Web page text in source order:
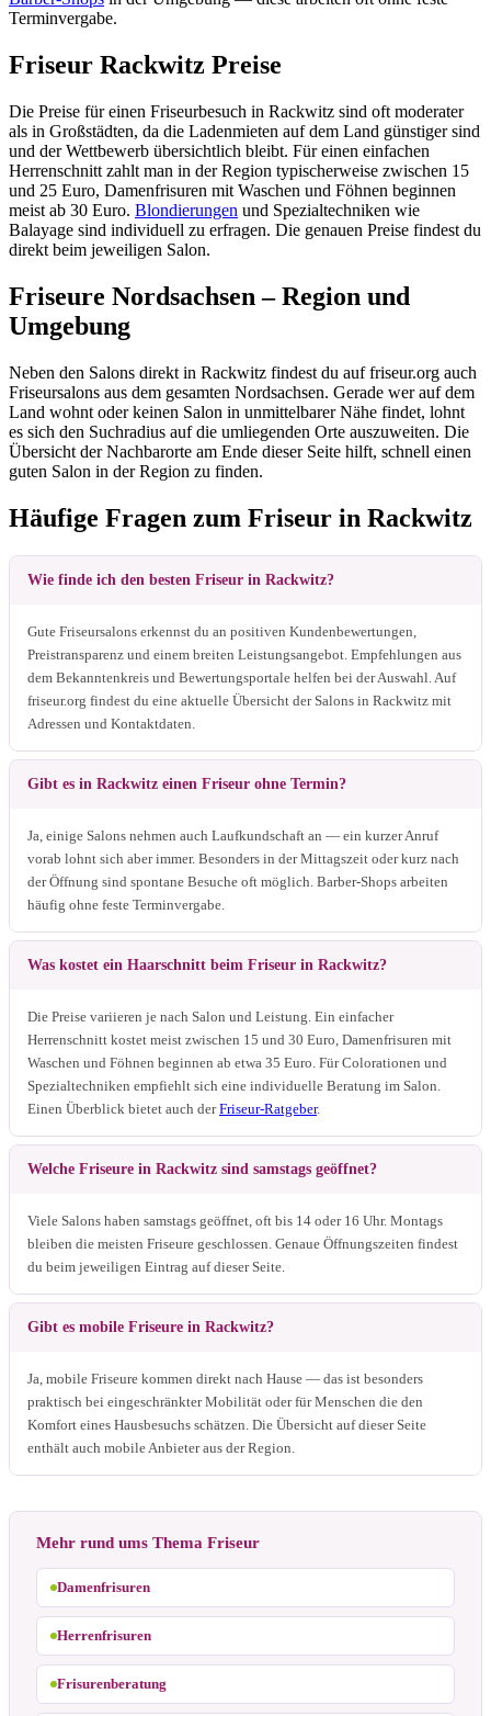
Terminvergabe.
Friseur Rackwitz Preise
Die Preise für einen Friseurbesuch in Rackwitz sind oft moderater
als in Großstädten, da die Ladenmieten auf dem Land günstiger sind
und der Wettbewerb übersichtlich bleibt. Für einen einfachen
Herrenschnitt zahlt man in der Region typischerweise zwischen 15
und 25 Euro, Damenfrisuren mit Waschen und Föhnen beginnen
meist ab 30 Euro. Blondierungen und Spezialtechniken wie
Balayage sind individuell zu erfragen. Die genauen Preise findest du
direkt beim jeweiligen Salon.
Friseure Nordsachsen – Region und
Umgebung
Neben den Salons direkt in Rackwitz findest du auf friseur.org auch
Friseursalons aus dem gesamten Nordsachsen. Gerade wer auf dem
Land wohnt oder keinen Salon in unmittelbarer Nähe findet, lohnt
es sich den Suchradius auf die umliegenden Orte auszuweiten. Die
Übersicht der Nachbarorte am Ende dieser Seite hilft, schnell einen
guten Salon in der Region zu finden.
Häufige Fragen zum Friseur in Rackwitz
Wie finde ich den besten Friseur in Rackwitz?
Gute Friseursalons erkennst du an positiven Kundenbewertungen,
Preistransparenz und einem breiten Leistungsangebot. Empfehlungen aus
dem Bekanntenkreis und Bewertungsportale helfen bei der Auswahl. Auf
friseur.org findest du eine aktuelle Übersicht der Salons in Rackwitz mit
Adressen und Kontaktdaten.
Gibt es in Rackwitz einen Friseur ohne Termin?
Ja, einige Salons nehmen auch Laufkundschaft an — ein kurzer Anruf
vorab lohnt sich aber immer. Besonders in der Mittagszeit oder kurz nach
der Öffnung sind spontane Besuche oft möglich. Barber-Shops arbeiten
häufig ohne feste Terminvergabe.
Was kostet ein Haarschnitt beim Friseur in Rackwitz?
Die Preise variieren je nach Salon und Leistung. Ein einfacher
Herrenschnitt kostet meist zwischen 15 und 30 Euro, Damenfrisuren mit
Waschen und Föhnen beginnen ab etwa 35 Euro. Für Colorationen und
Spezialtechniken empfiehlt sich eine individuelle Beratung im Salon.
Einen Überblick bietet auch derFriseur-Ratgeber.
Welche Friseure in Rackwitz sind samstags geöffnet?
Viele Salons haben samstags geöffnet, oft bis 14 oder 16 Uhr. Montags
bleiben die meisten Friseure geschlossen. Genaue Öffnungszeiten findest
du beim jeweiligen Eintrag auf dieser Seite.
Gibt es mobile Friseure in Rackwitz?
Ja, mobile Friseure kommen direkt nach Hause — das ist besonders
praktisch bei eingeschränkter Mobilität oder für Menschen die den
Komfort eines Hausbesuchs schätzen. Die Übersicht auf dieser Seite
enthält auch mobile Anbieter aus der Region.
Mehr rund ums Thema Friseur
Damenfrisuren
Herrenfrisuren
Frisurenberatung